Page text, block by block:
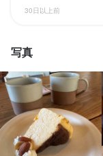
30日以上前
写真
【ホールスタッフ】
ブルの片付けなどの
将来的には、店長候
管理、他のスタッフ
【ホールスタッフ】
ブルの片付けなどの
将来的には、店長候
管理、他のスタッフ